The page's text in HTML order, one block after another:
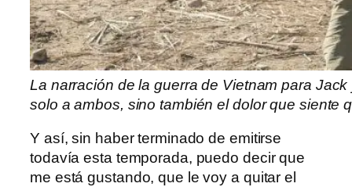
La narración de la guerra de Vietnam para
solo a ambos, sino también el dolor que siente
Y así, sin haber terminado de emitirse
todavía esta temporada, puedo decir que
me está gustando, que le voy a quitar el